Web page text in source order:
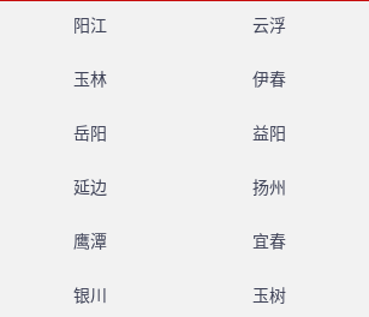
阳江 云浮
玉林 伊春
岳阳 益阳
延边 扬州
鹰潭 宜春
银川 玉树